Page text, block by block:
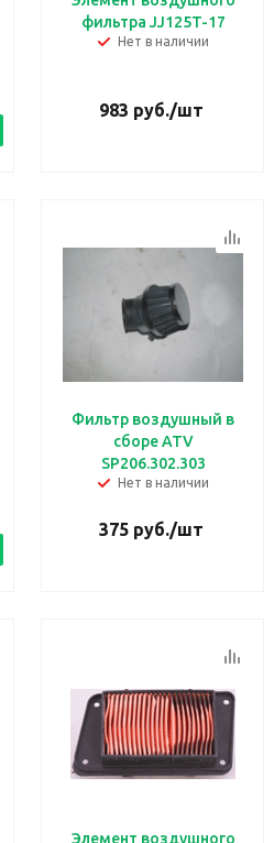
фильтра JJ125T-17
Нет в наличии
983 руб./шт
Фильтр воздушный в
сборе ATV
SP206.302.303
Нет в наличии
375руб./шт
Элемент воздушного